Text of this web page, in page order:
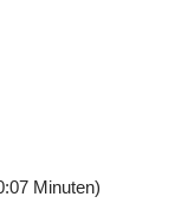
Minuten)